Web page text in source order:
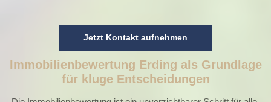
Jetzt Kontakt aufnehmen
Immobilienbewertung Erding als Grundlage
für kluge Entscheidungen